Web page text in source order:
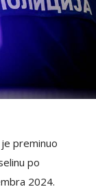
preminuo
po
2024.